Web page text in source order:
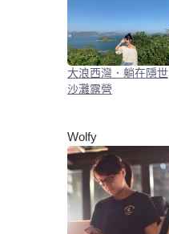
大浪西灣．躺在隱世
沙灘露營
Wolfy